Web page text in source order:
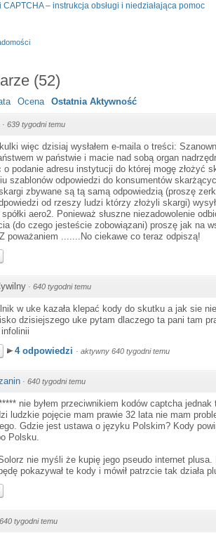
CAPTCHA – instrukcja obsługi i niedziałająca pomoc
(52)
Ocena Ostatnia Aktywność
· 639 tygodni temu
więc dzisiaj wysłałem e-maila o treści:
w państwie i macie nad sobą organ
o podanie adresu instytucji do której mogę złożyć
szablonów odpowiedzi do konsumentów
zbywane są tą samą odpowiedzią (proszę
od rzeszy ludzi którzy złożyli skargi)
aero2. Ponieważ słuszne niezadowolenie
(do czego jesteście zobowiązani) proszę jak na
poważaniem .......No ciekawe co teraz odpiszą!
· 640 tygodni temu
w uke kazała klepać kody do skutku a jak sie
dzisiejszego uke pytam dlaczego ta pani tam
4 odpowiedzi · aktywny 640 tygodni temu
· 640 tygodni temu
nie byłem przeciwnikiem kodów captcha
ludzkie pojęcie mam prawie 32 lata nie mam
Gdzie jest ustawa o języku Polskim? Kody
Polsku.
nie myśli że kupię jego pseudo internet
pokazywał te kody i mówił patrzcie tak działa
640 tygodni temu